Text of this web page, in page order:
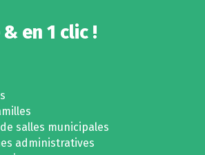
en 1 clic !
salles municipales
administratives